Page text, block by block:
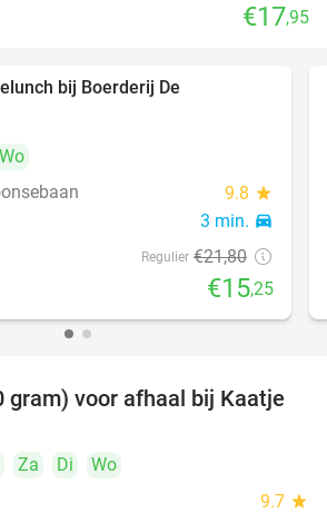
€17,95
bij Boerderij De
Wo
9.8 star
3 min. directions_car
Regulier €21,80
€15,25
42%
gram) voor afhaal bij Kaatje
Za Di
Wo
9.7 star